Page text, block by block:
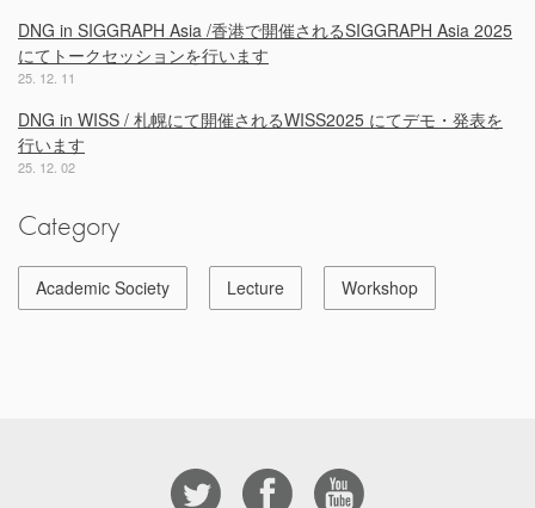
DNG in SIGGRAPH Asia /香港で開催されるSIGGRAPH Asia 2025
にてトークセッションを行います
25. 12. 11
DNG in WISS / 札幌にて開催されるWISS2025 にてデモ・発表を
行います
25. 12. 02
Category
Academic Society Lecture Workshop